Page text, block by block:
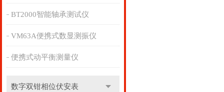
BT2000智能轴承测试仪
VM63A便携式数显测振仪
便携式动平衡测量仪
数字双钳相位伏安表